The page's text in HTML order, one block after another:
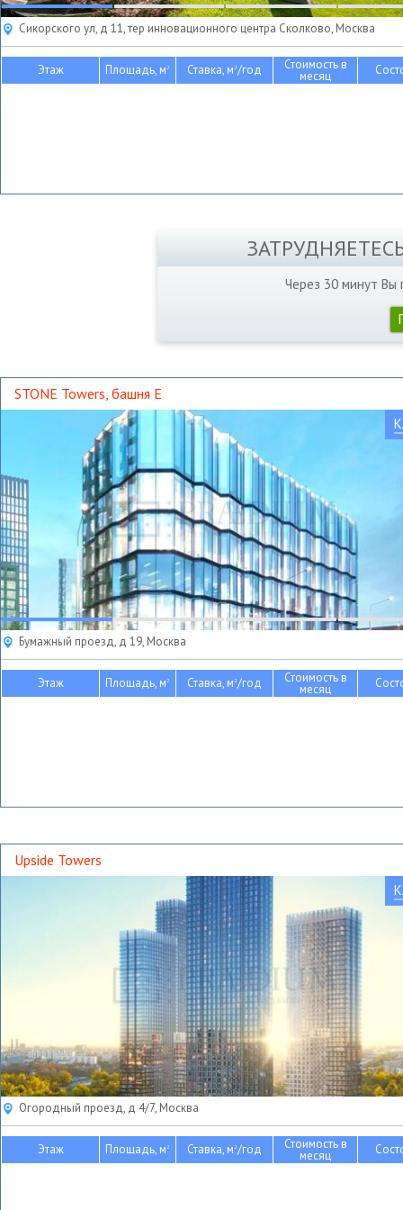
Сикорского ул, д 11, тер инновационного центра Сколково, Москва
Этаж Площадь, м2 Ставка, м2/год Стоимость в
месяц
Через 30 минут Вы
STONE Towers, башня Е
Бумажный проезд, д 19, Москва
Этаж Площадь, м2 Ставка, м2/год Стоимость в
месяц
Upside Towers
Огородный проезд, д 4/7, Москва
Этаж Площадь, м2 Ставка, м2/год Стоимость в
месяц